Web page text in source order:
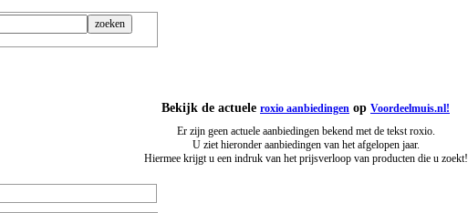
Bekijk de actuele roxio aanbiedingen op Voordeelmuis.nl!
Er zijn geen actuele aanbiedingen bekend met de tekst roxio.
U ziet hieronder aanbiedingen van het afgelopen jaar.
Hiermee krijgt u een indruk van het prijsverloop van producten die u zoekt!